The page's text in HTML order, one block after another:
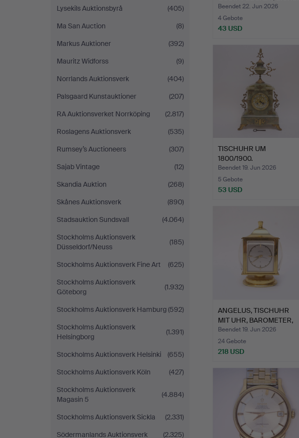
Lysekils Auktionsbyrå
(405)
Ma San Auction
(8)
Markus Auktioner
(392)
Mauritz Widforss
(9)
Norrlands Auktionsverk
(404)
Palsgaard Kunstauktioner
(207)
RA Auktionsverket Norrköping
(2.817)
Roslagens Auktionsverk
(535)
Rumsey’s Auctioneers
(307)
Sajab Vintage
(12)
Skandia Auktion
(268)
Skånes Auktionsverk
(890)
Stadsauktion Sundsvall
(4.064)
Stockholms Auktionsverk
Düsseldorf/Neuss
(185)
Stockholms Auktionsverk Fine Art
(625)
Stockholms Auktionsverk
Göteborg
(1.932)
Stockholms Auktionsverk Hamburg(592)
Stockholms Auktionsverk
Helsingborg
(1.391)
Stockholms Auktionsverk Helsinki
(655)
Stockholms Auktionsverk Köln
(427)
Stockholms Auktionsverk
Magasin 5
(4.884)
Stockholms Auktionsverk Sickla
(2.331)
Södermanlands Auktionsverk
(2.325)
Beendet 22. Jun 2026
4 Gebote
43 USD
TISCHUHR UM
1800/1900.
Beendet 19. Jun 2026
5 Gebote
53 USD
ANGELUS, TISCHUHR
MIT UHR, BAROMETER,
THER…
Beendet 19. Jun 2026
24 Gebote
218 USD